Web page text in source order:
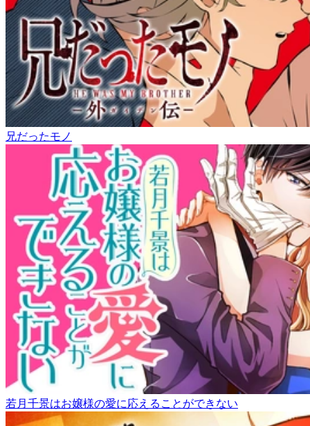
兄だったモノ
若月千景はお嬢様の愛に応えることができない